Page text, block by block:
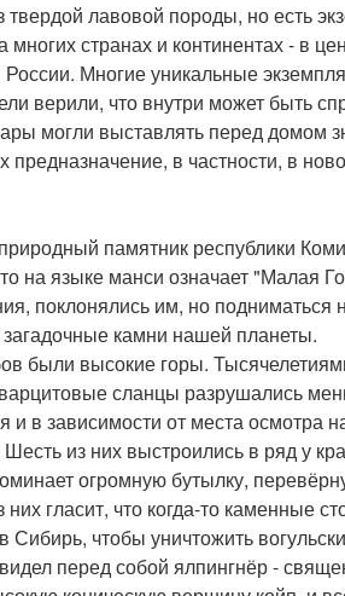
лавовой породы, но есть
странах и континентах - в
Многие уникальные
верили, что внутри может быть
могли выставлять перед домом
предназначение, в частности, в
памятник республики
на языке манси означает "Малая
поклонялись им, но подниматься
камни нашей планеты.
были высокие горы.
сланцы разрушались
в зависимости от места осмотра
из них выстроились в ряд у
огромную бутылку,
гласит, что когда-то каменные
чтобы уничтожить
перед собой ялпингнёр -